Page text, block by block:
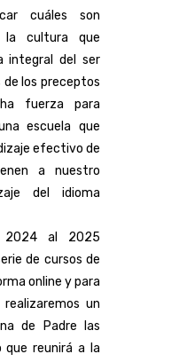
cuáles son
la cultura que
integral del ser
de los preceptos
fuerza para
escuela que
efectivo de
a nuestro
del idioma
2024 al 2025
de cursos de
online y para
un
de Padre las
que reunirá a la